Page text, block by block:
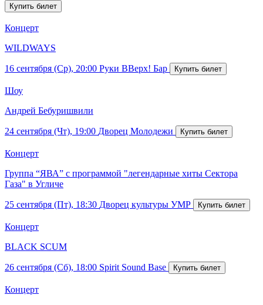
Концерт
WILDWAYS
16 сентября (Ср), 20:00 Руки ВВерх! Бар
Шоу
Андрей Бебуришвили
24 сентября (Чт), 19:00 Дворец Молодежи
Концерт
Группа “ЯВА” с программой "легендарные хиты Сектора
Газа" в Угличе
25 сентября (Пт), 18:30 Дворец культуры УМР
Концерт
BLACK SCUM
26 сентября (Сб), 18:00 Spirit Sound Base
Концерт